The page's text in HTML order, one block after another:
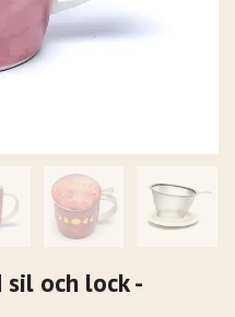
och lock -